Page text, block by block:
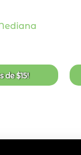
de
deseos
de$15!